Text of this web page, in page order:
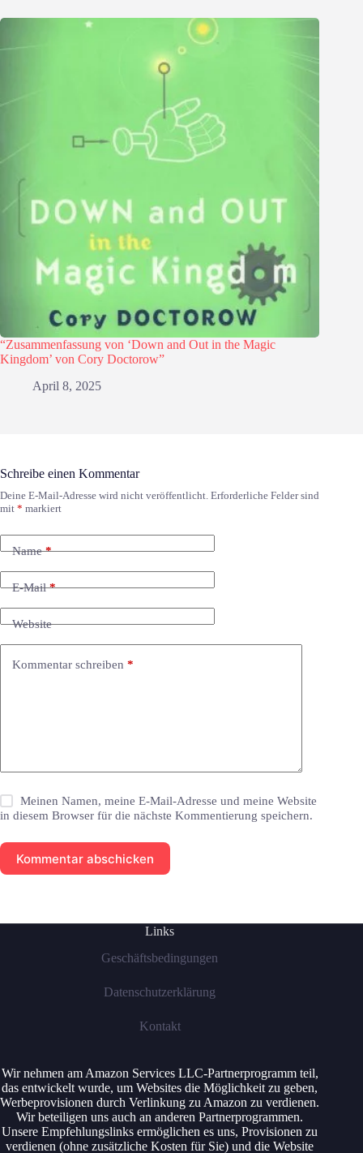
“Zusammenfassung von ‘Down and Out in the Magic
Kingdom’ von Cory Doctorow”
April 8, 2025
Schreibe einen Kommentar
Deine E-Mail-Adresse wird nicht veröffentlicht. Erforderliche Felder sind
mit * markiert
Name*
E-Mail*
Website
Kommentar schreiben *
Meinen Namen, meine E-Mail-Adresse und meine Website
in diesem Browser für die nächste Kommentierung speichern.
Kommentar abschicken
Links
Geschäftsbedingungen
Datenschutzerklärung
Kontakt
Wir nehmen am Amazon Services LLC-Partnerprogramm teil,
das entwickelt wurde, um Websites die Möglichkeit zu geben,
Werbeprovisionen durch Verlinkung zu Amazon zu verdienen.
Wir beteiligen uns auch an anderen Partnerprogrammen.
Unsere Empfehlungslinks ermöglichen es uns, Provisionen zu
verdienen (ohne zusätzliche Kosten für Sie) und die Website